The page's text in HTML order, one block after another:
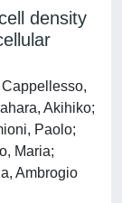
density
Akihiko;
Paolo;
Maria;
Ambrogio